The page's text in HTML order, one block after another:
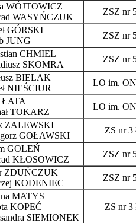
WÓJTOWICZ
WASYŃCZUK
ZSZ nr
GÓRSKI
JUNG
ZSZ nr
CHMIEL
SKOMRA
ZSZ nr
BIELAK
NIEŚCIUR
LO im.
ŁATA
TOKARZ
LO im.
ZALEWSKI
GOŁAWSKI
ZS nr
GOLEŃ
KŁOSOWICZ
ZSZ nr
ZDUŃCZUK
KODENIEC
ZSZ nr
MATYS
KOPEĆ
SIEMIONEK
ZS nr